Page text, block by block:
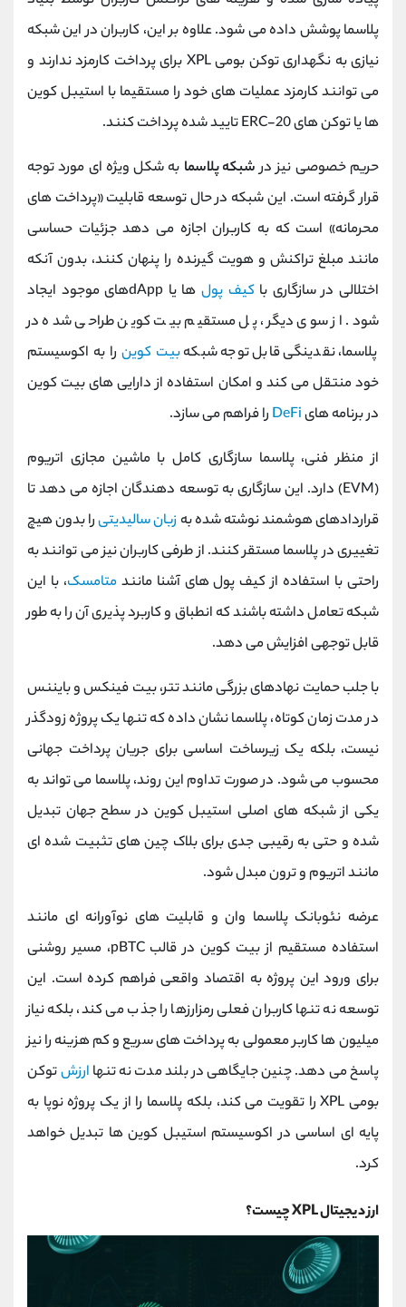
پلاسما پوشش داده می شود. علاوه بر این، کاربران در این شبکه
نیازی به نگهداری توکن بومی XPL برای پرداخت کارمزد ندارند و
می توانند کارمزد عملیات های خود را مستقیما با استیبل کوین
ها یا توکن های ERC-20 تایید شده پرداخت کنند.
حریم خصوصی نیز درشبکه پلاسما به شکل ویژه ای مورد توجه
قرار گرفته است. این شبکه در حال توسعه قابلیت «پرداخت های
محرمانه» است که به کاربران اجازه می دهد جزئیات حساسی
مانند مبلغ تراکنش و هویت گیرنده را پنهان کنند، بدون آنکه
اختلالی در سازگاری باکیف پول
ها یا dAppهای موجود ایجاد
شود. از سوی دیگر، پل مستقیم بیت کوین طراحی شده در
پلاسما، نقدینگی قابل توجه شبکهبیت کوین را به اکوسیستم
خود منتقل می کند و امکان استفاده از دارایی های بیت کوین
در برنامه هایDeFi را فراهم می سازد.
از منظر فنی، پلاسما سازگاری کامل با ماشین مجازی اتریوم
(EVM) دارد. این سازگاری به توسعه دهندگان اجازه می دهد تا
قراردادهای هوشمند نوشته شده به زبان سالیدیتیرا بدون هیچ
تغییری در پلاسما مستقر کنند. از طرفی کاربران نیز می توانند به
راحتی با استفاده از کیف پول های آشنا مانندمتامسک، با این
شبکه تعامل داشته باشند که انطباق و کاربرد پذیری آن را به طور
قابل توجهی افزایش می دهد.
با جلب حمایت نهادهای بزرگی مانند تتر، بیت ‌فینکس و بایننس
در مدت زمان کوتاه، پلاسما نشان داده که تنها یک پروژه زودگذر
نیست، بلکه یک زیرساخت اساسی برای جریان پرداخت جهانی
محسوب می ‌شود. در صورت تداوم این روند، پلاسما می‌ تواند به
یکی از شبکه ‌های اصلی استیبل ‌کوین در سطح جهان تبدیل
شده و حتی به رقیبی جدی برای بلاک ‌چین‌ های تثبیت ‌شده ‌ای
مانند اتریوم و ترون مبدل شود.
عرضه نئوبانک پلاسما وان و قابلیت ‌های نوآورانه ‌ای مانند
استفاده مستقیم از بیت‌ کوین در قالب pBTC، مسیر روشنی
برای ورود این پروژه به اقتصاد واقعی فراهم کرده است. این
توسعه نه ‌تنها کاربران فعلی رمزارزها را جذب می کند، بلکه نیاز
میلیون ‌ها کاربر معمولی به پرداخت ‌های سریع و کم ‌هزینه را نیز
پاسخ می ‌دهد. چنین جایگاهی در بلند مدت نه ‌تنها ارزشتوکن
بومی XPL را تقویت می کند، بلکه پلاسما را از یک پروژه نوپا به
پایه ‌ای اساسی در اکوسیستم استیبل ‌کوین ‌ها تبدیل خواهد
کرد.
ارز دیجیتال XPL چیست؟